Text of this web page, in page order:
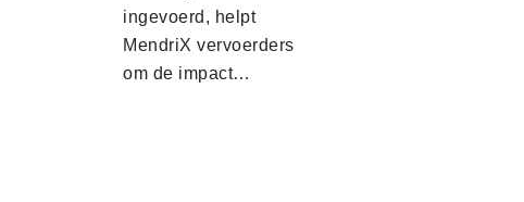
ingevoerd, helpt
MendriX vervoerders
om de impact…